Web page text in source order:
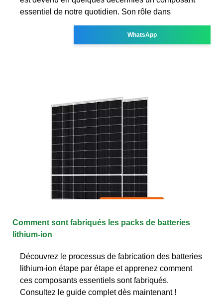
essentiel de notre quotidien. Son rôle dans
WhatsApp
Comment sont fabriqués les packs de batteries
lithium-ion
Découvrez le processus de fabrication des batteries
lithium-ion étape par étape et apprenez comment
ces composants essentiels sont fabriqués.
Consultez le guide complet dès maintenant !